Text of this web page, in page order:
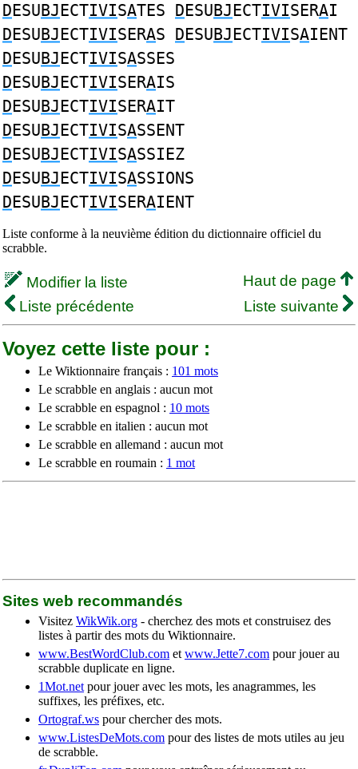
DESUBJECTIVISATES DESUBJECTIVISERAI
DESUBJECTIVISERAS DESUBJECTIVISAIENT
DESUBJECTIVISASSES
DESUBJECTIVISERAIS
DESUBJECTIVISERAIT
DESUBJECTIVISASSENT
DESUBJECTIVISASSIEZ
DESUBJECTIVISASSIONS
DESUBJECTIVISERAIENT
Liste conforme à la neuvième édition du dictionnaire officiel du
scrabble.
Modifier la liste
Haut de page
Liste précédente
Liste suivante
Voyez cette liste pour :
Le Wiktionnaire français : 101 mots
Le scrabble en anglais : aucun mot
Le scrabble en espagnol : 10 mots
Le scrabble en italien : aucun mot
Le scrabble en allemand : aucun mot
Le scrabble en roumain : 1 mot
Sites web recommandés
Visitez WikWik.org - cherchez des mots et construisez des
listes à partir des mots du Wiktionnaire.
www.BestWordClub.com et www.Jette7.com pour jouer au
scrabble duplicate en ligne.
1Mot.net pour jouer avec les mots, les anagrammes, les
suffixes, les préfixes, etc.
Ortograf.ws pour chercher des mots.
www.ListesDeMots.com pour des listes de mots utiles au jeu
de scrabble.